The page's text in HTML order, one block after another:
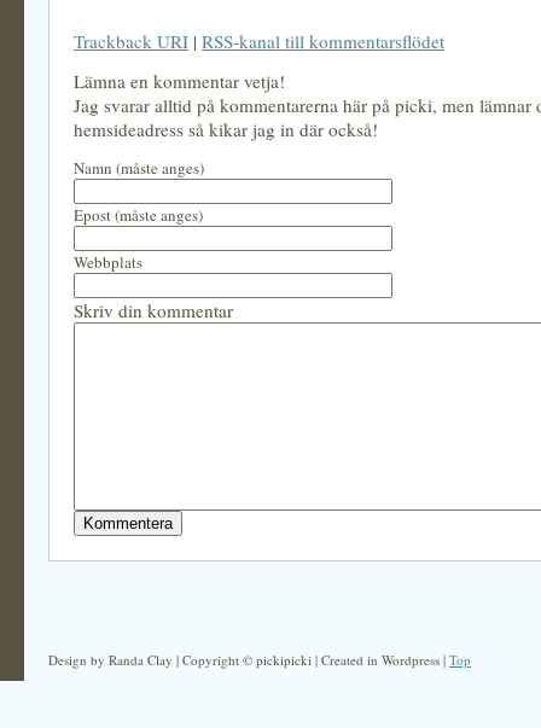
Trackback URI | RSS-kanal till kommentarsflödet
Lämna en kommentar vetja!
Jag svarar alltid på kommentarerna här på picki, men lämnar
hemsideadress så kikar jag in där också!
Namn (måste anges)
Epost (måste anges)
Webbplats
Skriv din kommentar
Design by Randa Clay | Copyright © pickipicki | Created in Wordpress | Top